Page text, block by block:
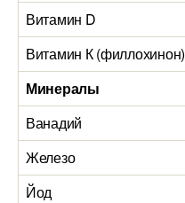
Витамин D
Витамин К (филлохинон)
Минералы
Ванадий
Железо
Йод